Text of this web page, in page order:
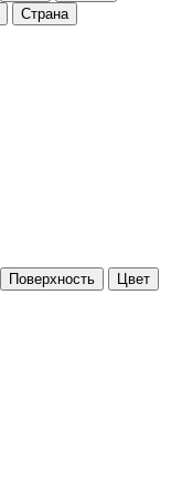
Страна
Поверхность
Цвет